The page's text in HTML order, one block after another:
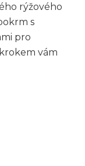
rýžového
s
pro⁢
vám